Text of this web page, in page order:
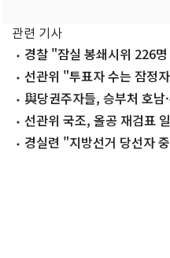
관련 기사
경찰 "잠실 봉쇄시위 226
차단"
선관위 "투표자 수는 잠정
때문"
與당권주자들, 승부처 호
총력선관위 국조, 올공 재검표
합의' 신경전
경실련 "지방선거 당선자